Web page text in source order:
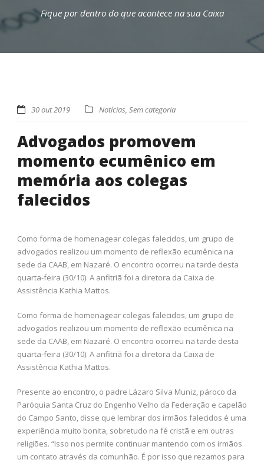
Fique por dentro do que acontece na sua Caixa
30 out 2019 Notícias, Sem categoria
Advogados promovem
momento ecumênico em
memória aos colegas
falecidos
Como forma de homenagear colegas falecidos, um grupo de
advogados realizou um momento de reflexão ecumênica na
sede da CAAB, em Nazaré. O encontro ocorreu na tarde desta
quarta-feira (30/10). A anfitriã foi a diretora da Caixa de
Assistência Kathia Mattos.
Como forma de homenagear colegas falecidos, um grupo de
advogados realizou um momento de reflexão ecumênica na
sede da CAAB, em Nazaré. O encontro ocorreu na tarde desta
quarta-feira (30/10). A anfitriã foi a diretora da Caixa de
Assistência Kathia Mattos.
Presente ao encontro, o padre Lázaro Silva Muniz, pároco da
Paróquia Santa Cruz do Engenho Velho da Federação e capelão
do Campo Santo, disse que lembrar dos irmãos falecidos é uma
experiência muito bonita, sobretudo na fé cristã e em outras
religiões. “Isso nos permite continuar mantendo com os irmãos
um contato através da comunhão. É por isso que rezamos para